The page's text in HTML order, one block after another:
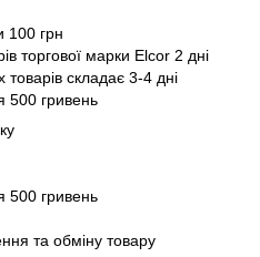
100 грн
торгової марки Elcor 2 дні
складає 3-4 дні
500 гривень
500 гривень
та обміну товару